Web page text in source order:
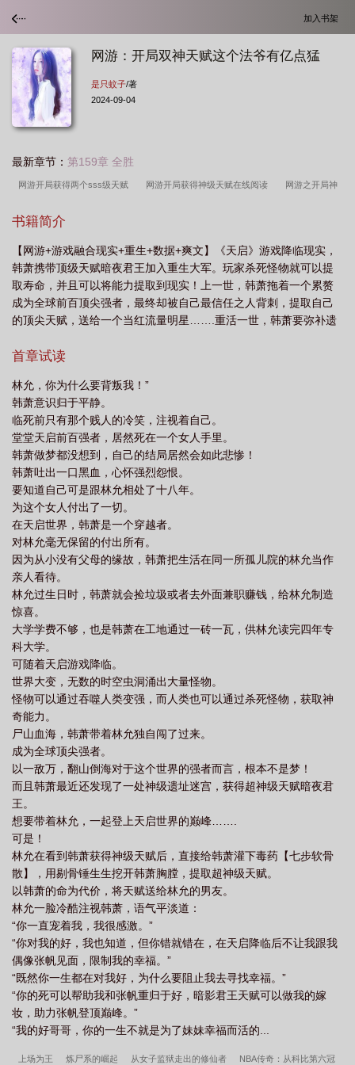
加入书架
网游：开局双神天赋这个法爷有亿点猛
是只蚊子/著
2024-09-04
最新章节： 第159章 全胜
网游开局获得两个sss级天赋 网游开局获得神级天赋在线阅读 网游之开局神
体 网游开局双天赋我
业 网游之双神级天赋 网游开局获得超神级双天赋 开局双s天赋 网游开
局获得神级天赋电子书 第一章开局双神威? 开局sss天赋 网游开局获得神
天赋 网游开局神级天赋张奕
书籍简介
【网游+游戏融合现实+重生+数据+爽文】《天启》游戏降临现实，
韩萧携带顶级天赋暗夜君王加入重生大军。玩家杀死怪物就可以提
取寿命，并且可以将能力提取到现实！上一世，韩萧拖着一个累赘
成为全球前百顶尖强者，最终却被自己最信任之人背刺，提取自己
的顶尖天赋，送给一个当红流量明星…….重活一世，韩萧要弥补遗
峰王座。韩萧一人即是百万大军……
首章试读
林允，你为什么要背叛我！”
韩萧意识归于平静。
临死前只有那个贱人的冷笑，注视着自己。
堂堂天启前百强者，居然死在一个女人手里。
韩萧做梦都没想到，自己的结局居然会如此悲惨！
韩萧吐出一口黑血，心怀强烈怨恨。
要知道自己可是跟林允相处了十八年。
为这个女人付出了一切。
在天启世界，韩萧是一个穿越者。
对林允毫无保留的付出所有。
因为从小没有父母的缘故，韩萧把生活在同一所孤儿院的林允当作
亲人看待。
林允过生日时，韩萧就会捡垃圾或者去外面兼职赚钱，给林允制造
惊喜。
大学学费不够，也是韩萧在工地通过一砖一瓦，供林允读完四年专
科大学。
可随着天启游戏降临。
世界大变，无数的时空虫洞涌出大量怪物。
怪物可以通过吞噬人类变强，而人类也可以通过杀死怪物，获取神
奇能力。
尸山血海，韩萧带着林允独自闯了过来。
成为全球顶尖强者。
以一敌万，翻山倒海对于这个世界的强者而言，根本不是梦！
而且韩萧最近还发现了一处神级遗址迷宫，获得超神级天赋暗夜君
王。
想要带着林允，一起登上天启世界的巅峰…….
可是！
林允在看到韩萧获得神级天赋后，直接给韩萧灌下毒药【七步软骨
散】，用剔骨锤生生挖开韩萧胸膛，提取超神级天赋。
以韩萧的命为代价，将天赋送给林允的男友。
林允一脸冷酷注视韩萧，语气平淡道：
“你一直宠着我，我很感激。”
“你对我的好，我也知道，但你错就错在，在天启降临后不让我跟我
偶像张帆见面，限制我的幸福。”
“既然你一生都在对我好，为什么要阻止我去寻找幸福。”
“你的死可以帮助我和张帆重归于好，暗影君王天赋可以做我的嫁
妆，助力张帆登顶巅峰。”
“我的好哥哥，你的一生不就是为了妹妹幸福而活的...
上场为王 炼尸系的崛起 从女子监狱走出的修仙者 NBA传奇：从科比第六冠